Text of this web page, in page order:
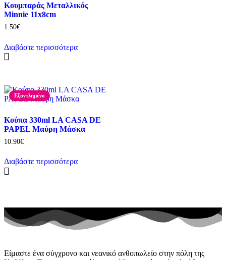
Κουμπαράς Μεταλλικός
Minnie 11x8cm
1.50€
Διαβάστε περισσότερα
Εξαντλημένο
Κούπα 330ml LA CASA DE
PAPEL Μαύρη Μάσκα
10.90€
Διαβάστε περισσότερα
Είμαστε ένα σύγχρονο και νεανικό ανθοπωλείο στην πόλη της